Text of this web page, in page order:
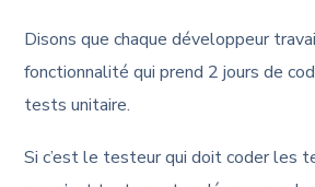
Disons que chaque développeur
fonctionnalité qui prend 2 jours de
tests unitaire.
Si c’est le testeur qui doit coder les